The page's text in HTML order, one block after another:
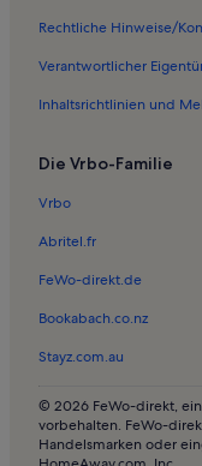
Rechtliche Hinweise/
Verantwortlicher
Inhaltsrichtlinien und
Die Vrbo-Familie
Vrbo
Abritel.fr
FeWo-direkt.de
Bookabach.co.nz
Stayz.com.au
© 2026 FeWo-direkt,
vorbehalten. FeWo-
Handelsmarken oder